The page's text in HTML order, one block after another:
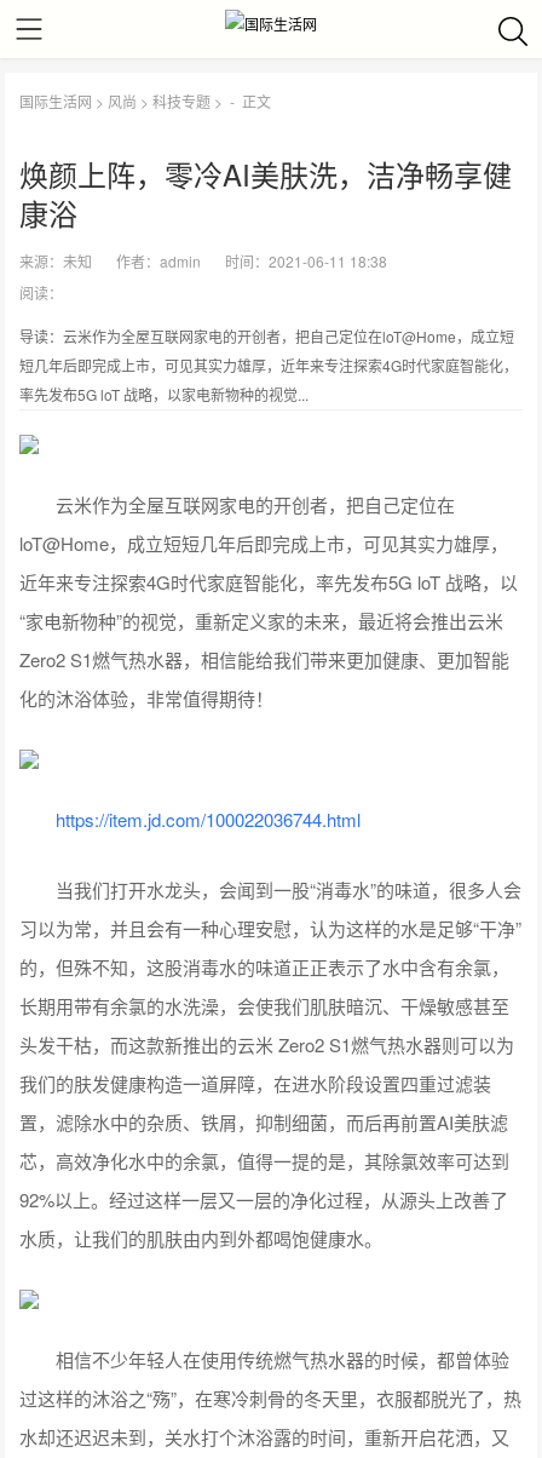
国际生活网 > 风尚 >科技专题 > - 正文
焕颜上阵，零冷AI美肤洗，洁净畅享健
康浴
来源：未知 作者：admin
时间：2021-06-11 18:38
阅读：
导读：云米作为全屋互联网家电的开创者，把自己定位在loT@Home，成立短
短几年后即完成上市，可见其实力雄厚，近年来专注探索4G时代家庭智能化，
率先发布5G loT 战略，以家电新物种的视觉...
云米作为全屋互联网家电的开创者，把自己定位在
loT@Home，成立短短几年后即完成上市，可见其实力雄厚，
近年来专注探索4G时代家庭智能化，率先发布5G loT 战略，以
“家电新物种”的视觉，重新定义家的未来，最近将会推出云米
Zero2 S1燃气热水器，相信能给我们带来更加健康、更加智能
化的沐浴体验，非常值得期待！
https://item.jd.com/100022036744.html
当我们打开水龙头，会闻到一股“消毒水”的味道，很多人会
习以为常，并且会有一种心理安慰，认为这样的水是足够“干净”
的，但殊不知，这股消毒水的味道正正表示了水中含有余氯，
长期用带有余氯的水洗澡，会使我们肌肤暗沉、干燥敏感甚至
头发干枯，而这款新推出的云米 Zero2 S1燃气热水器则可以为
我们的肤发健康构造一道屏障，在进水阶段设置四重过滤装
置，滤除水中的杂质、铁屑，抑制细菌，而后再前置AI美肤滤
芯，高效净化水中的余氯，值得一提的是，其除氯效率可达到
92%以上。经过这样一层又一层的净化过程，从源头上改善了
水质，让我们的肌肤由内到外都喝饱健康水。
相信不少年轻人在使用传统燃气热水器的时候，都曾体验
过这样的沐浴之“殇”，在寒冷刺骨的冬天里，衣服都脱光了，热
水却还迟迟未到，关水打个沐浴露的时间，重新开启花洒，又